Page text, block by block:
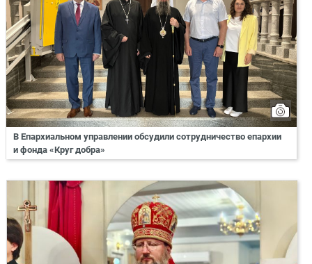
В Епархиальном управлении обсудили сотрудничество епархии
и фонда «Круг добра»